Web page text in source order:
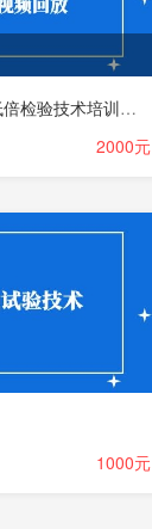
2021年金相高倍和低倍检验技术培训班视频回放
2000元
1000元